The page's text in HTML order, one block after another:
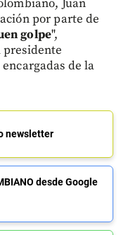
Juan
por parte de
golpe",
de la
newsletter
desde Google